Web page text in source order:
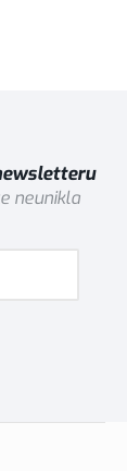
neunikla